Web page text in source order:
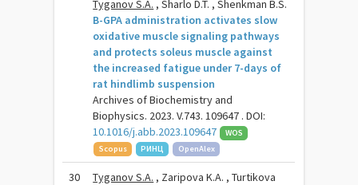
Tyganov S.A. , Sharlo D.T. , Shenkman B.S.
Β-GPA administration activates slow
oxidative muscle signaling pathways
and protects soleus muscle against
the increased fatigue under 7-days of
rat hindlimb suspension
Archives of Biochemistry and
Biophysics. 2023. V.743. 109647 . DOI:
10.1016/j.abb.2023.109647
WOS
Scopus
РИНЦ OpenAlex
30 Tyganov S.A. , Zaripova K.A. , Turtikova